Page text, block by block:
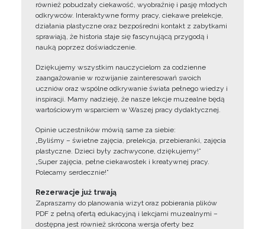
również pobudzały ciekawość, wyobraźnię i pasję młodych
odkrywców. Interaktywne formy pracy, ciekawe prelekcje,
działania plastyczne oraz bezpośredni kontakt z zabytkami
sprawiają, że historia staje się fascynującą przygodą i
nauką poprzez doświadczenie.
Dziękujemy wszystkim nauczycielom za codzienne
zaangażowanie w rozwijanie zainteresowań swoich
uczniów oraz wspólne odkrywanie świata pełnego wiedzy i
inspiracji. Mamy nadzieję, że nasze lekcje muzealne będą
wartościowym wsparciem w Waszej pracy dydaktycznej.
Opinie uczestników mówią same za siebie:
„Byliśmy – świetne zajęcia, prelekcja, przebieranki, zajęcia
plastyczne. Dzieci były zachwycone, dziękujemy!”
„Super zajęcia, pełne ciekawostek i kreatywnej pracy.
Polecamy serdecznie!”
Rezerwacje już trwają
Zapraszamy do planowania wizyt oraz pobierania plików
PDF z pełną ofertą edukacyjną i lekcjami muzealnymi –
dostępna jest również skrócona wersja oferty bez